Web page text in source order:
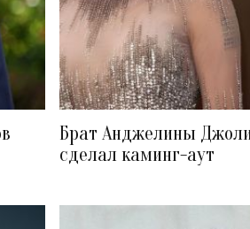
Брат Анджелины
сделал каминг-аут